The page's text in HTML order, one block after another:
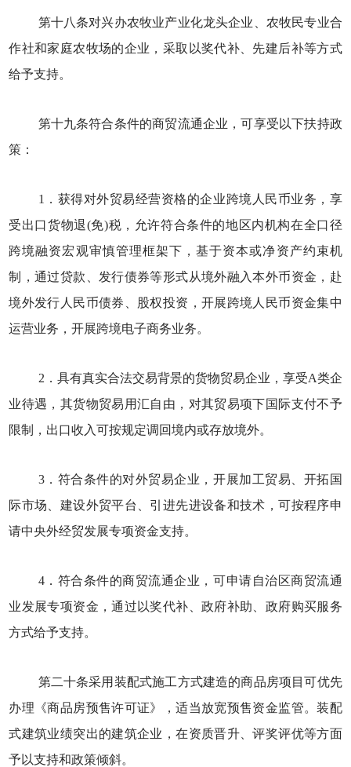
第十八条对兴办农牧业产业化龙头企业、农牧民专业合
作社和家庭农牧场的企业，采取以奖代补、先建后补等方式
给予支持。
第十九条符合条件的商贸流通企业，可享受以下扶持政
策：
1．获得对外贸易经营资格的企业跨境人民币业务，享
受出口货物退(免)税，允许符合条件的地区内机构在全口径
跨境融资宏观审慎管理框架下，基于资本或净资产约束机
制，通过贷款、发行债券等形式从境外融入本外币资金，赴
境外发行人民币债券、股权投资，开展跨境人民币资金集中
运营业务，开展跨境电子商务业务。
2．具有真实合法交易背景的货物贸易企业，享受A类企
业待遇，其货物贸易用汇自由，对其贸易项下国际支付不予
限制，出口收入可按规定调回境内或存放境外。
3．符合条件的对外贸易企业，开展加工贸易、开拓国
际市场、建设外贸平台、引进先进设备和技术，可按程序申
请中央外经贸发展专项资金支持。
4．符合条件的商贸流通企业，可申请自治区商贸流通
业发展专项资金，通过以奖代补、政府补助、政府购买服务
方式给予支持。
第二十条采用装配式施工方式建造的商品房项目可优先
办理《商品房预售许可证》，适当放宽预售资金监管。装配
式建筑业绩突出的建筑企业，在资质晋升、评奖评优等方面
予以支持和政策倾斜。